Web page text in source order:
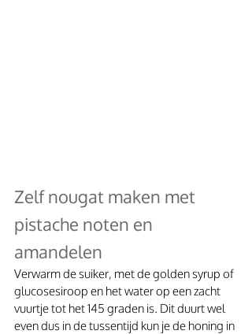
Zelf nougat maken met
pistache noten en
amandelen
Verwarm de suiker, met de golden syrup of
glucosesiroop en het water op een zacht
vuurtje tot het 145 graden is. Dit duurt wel
even dus in de tussentijd kun je de honing in